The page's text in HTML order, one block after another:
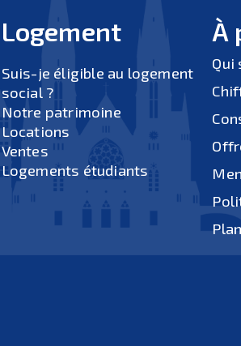
Logement
Suis-je éligible au logement
social ?
Notre patrimoine
Locations
Ventes
Logements étudiants
À
Qui